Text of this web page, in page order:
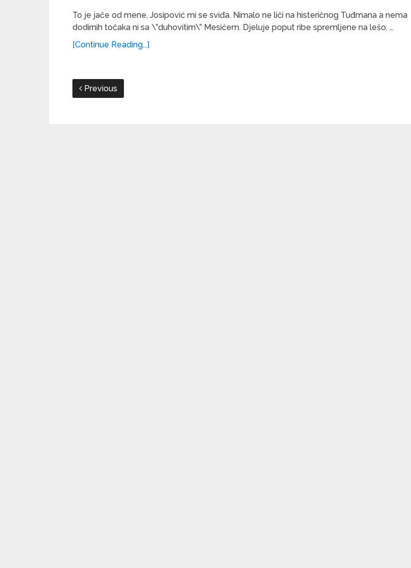
To je jače od mene, Josipović mi se sviđa. Nimalo ne liči na histeričnog Tuđmana a nema
dodirnih točaka ni sa \”duhovitim\” Mesićem. Djeluje poput ribe spremljene na lešo, …
[Continue Reading...]
Previous